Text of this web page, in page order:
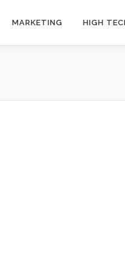
MARKETING HIGH